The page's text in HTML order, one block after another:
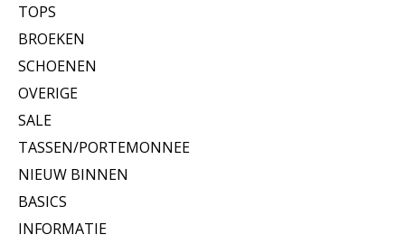
TOPS
BROEKEN
SCHOENEN
OVERIGE
SALE
TASSEN/PORTEMONNEE
NIEUW BINNEN
BASICS
INFORMATIE